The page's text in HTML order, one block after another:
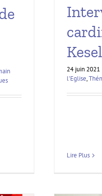
Kesel
24 juin 2021
l'Eglise,
Lire Plus